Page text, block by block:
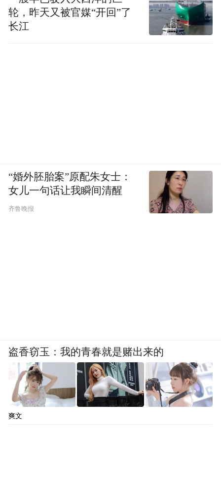
轮，昨天又被官媒“开回”了
长江
“婚外胚胎案”原配朱女士：
女儿一句话让我瞬间清醒
齐鲁晚报
盗香窃玉：我的青春就是赌出来的
爽文